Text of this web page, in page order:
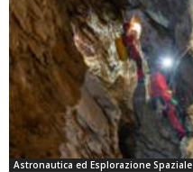
Astronautica ed Esplorazione Spaziale